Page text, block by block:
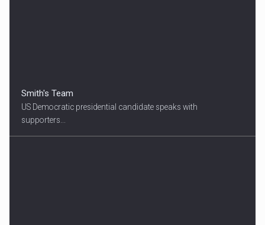
Smith's Team
US Democratic presidential candidate speaks with
supporters...